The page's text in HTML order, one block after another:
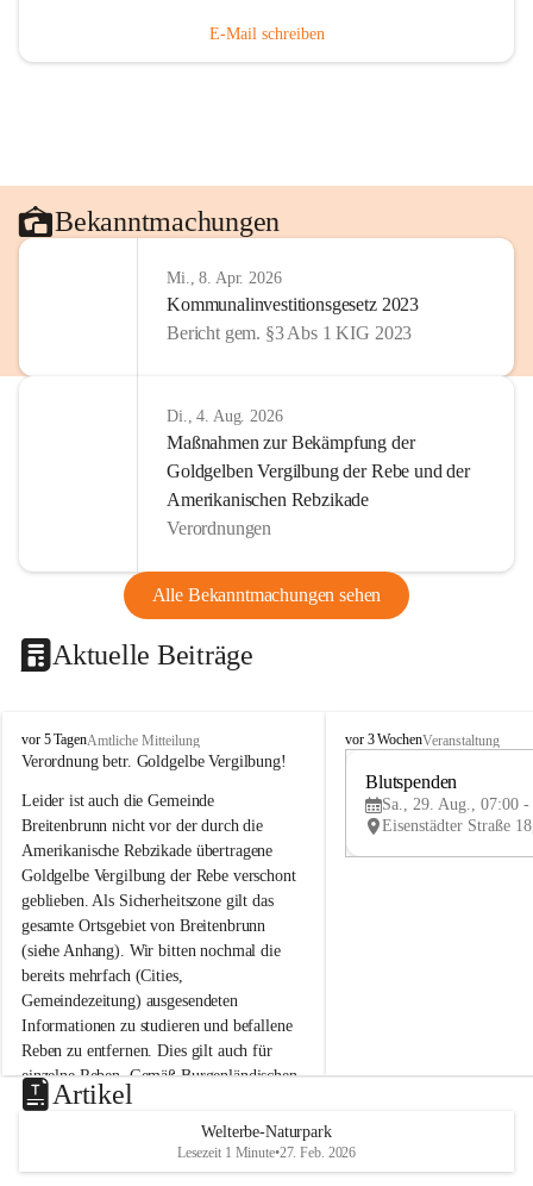
E-Mail schreiben
Bekanntmachungen
Mi., 8. Apr. 2026
Kommunalinvestitionsgesetz 2023
Bericht gem. §3 Abs 1 KIG 2023
Di., 4. Aug. 2026
Maßnahmen zur Bekämpfung der
Goldgelben Vergilbung der Rebe und der
Amerikanischen Rebzikade
Verordnungen
Alle Bekanntmachungen sehen
Aktuelle Beiträge
B
r
i
t
e
n
b
r
u
n
n
a
m
N
e
u
s
d
vor 5 TagenAmtliche Mitteilung
Verordnung betr. Goldgelbe Vergilbung!
Leider ist auch die Gemeinde
Breitenbrunn nicht vor der durch die
Amerikanische Rebzikade übertragene
Goldgelbe Vergilbung der Rebe verschont
geblieben. Als Sicherheitszone gilt das
gesamte Ortsgebiet von Breitenbrunn
(siehe Anhang). Wir bitten nochmal die
bereits mehrfach (Cities,
Gemeindezeitung) ausgesendeten
Informationen zu studieren und befallene
Reben zu entfernen. Dies gilt auch für
einzelne Reben. Gemäß Burgenländischen
Weinbaugesetz sind nicht gepflegte oder
unzulässige Weingärten zu roden! Bitte
helfen wir zusammen um unsere Winzer
vor den prognostizierten Ernteausfällen
B
e
u
e
d
vor 3 WochenVeranstaltung
Blutspenden
Sa., 29. Aug., 07:00 -
Artikel
Welterbe-Naturpark
Lesezeit 1 Minute•27. Feb. 2026